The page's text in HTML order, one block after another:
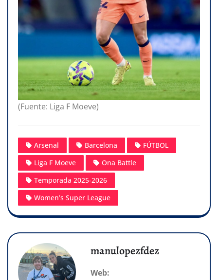
(Fuente: Liga F Moeve)
Arsenal Barcelona
FÚTBOL
Liga F Moeve
Ona Battle
Temporada 2025-2026
Women’s Super League
manulopezfdez
Web: